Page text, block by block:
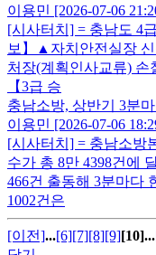
이용민 [2026-07-06
[시사터치] = 충남도 4
보】▲자치안전실장
처장(계획인사교류)
【3급 승
충남소방, 상반기 3분
이용민 [2026-07-06
[시사터치] = 충남소방
수가 총 8만 4398건에
466건 출동해 3분마다
1002건은
[이전]...[6][7][8][9][10]...